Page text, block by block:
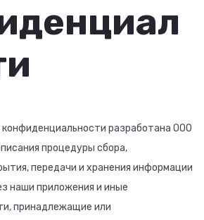
разработана ООО
процедуры сбора,
передачи и хранения информации
наши приложения и иные
принадлежащие или